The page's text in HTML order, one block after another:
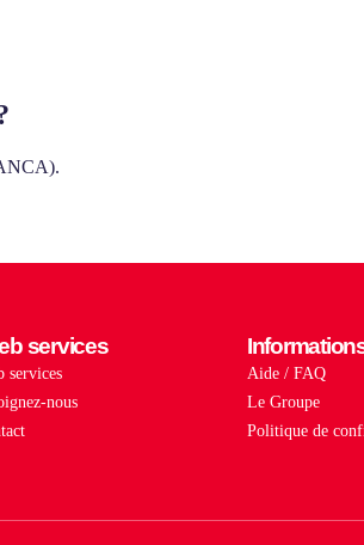
services
services
nous
Aide / FAQ
Le Groupe
Politique de